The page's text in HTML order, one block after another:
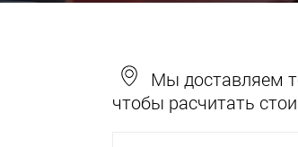
Мы доставляем
чтобы расчитать